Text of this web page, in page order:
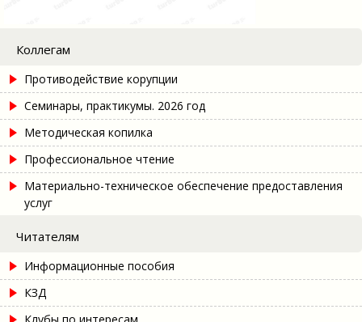
Коллегам
Противодействие корупции
Семинары, практикумы. 2026 год
Методическая копилка
Профессиональное чтение
Материально-техническое обеспечение предоставления
услуг
Читателям
Информационные пособия
КЗД
Клубы по интересам